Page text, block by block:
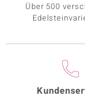
Über 500